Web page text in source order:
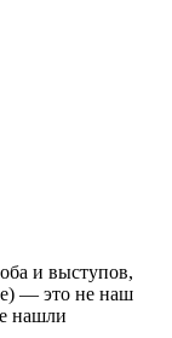
и выступов,
— это не наш
нашли